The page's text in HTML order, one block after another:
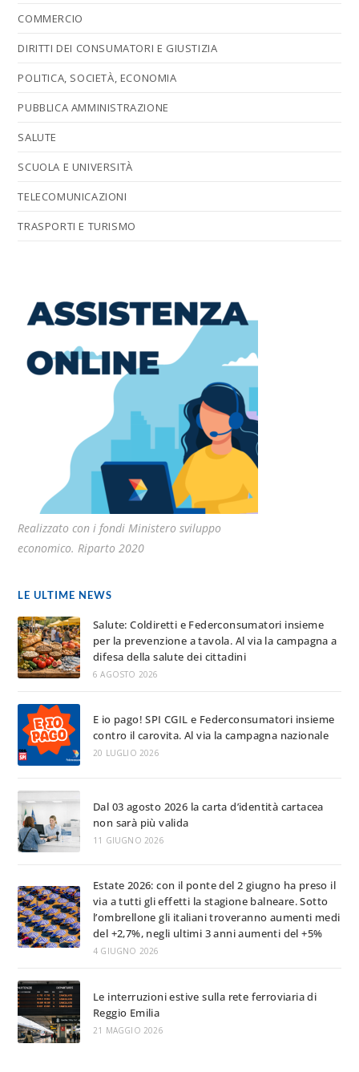
COMMERCIO
DIRITTI DEI CONSUMATORI E GIUSTIZIA
POLITICA, SOCIETÀ, ECONOMIA
PUBBLICA AMMINISTRAZIONE
SALUTE
SCUOLA E UNIVERSITÀ
TELECOMUNICAZIONI
TRASPORTI E TURISMO
Realizzato con i fondi Ministero sviluppo
economico. Riparto 2020
LE ULTIME NEWS
Salute: Coldiretti e Federconsumatori insieme
per la prevenzione a tavola. Al via la campagna a
difesa della salute dei cittadini
6 AGOSTO 2026
E io pago! SPI CGIL e Federconsumatori insieme
contro il carovita. Al via la campagna nazionale
20 LUGLIO 2026
Dal 03 agosto 2026 la carta d’identità cartacea
non sarà più valida
11 GIUGNO 2026
Estate 2026: con il ponte del 2 giugno ha preso il
via a tutti gli effetti la stagione balneare. Sotto
l’ombrellone gli italiani troveranno aumenti medi
del +2,7%, negli ultimi 3 anni aumenti del +5%
4 GIUGNO 2026
Le interruzioni estive sulla rete ferroviaria di
Reggio Emilia
21 MAGGIO 2026